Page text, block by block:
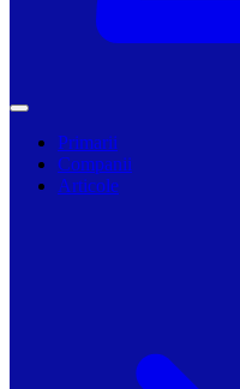
Primarii
Companii
Articole